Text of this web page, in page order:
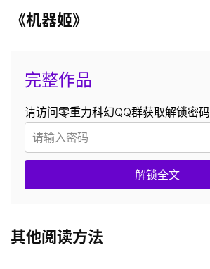
《机器姬》
完整作品
请访问零重力科幻QQ群获取解锁密码
解锁全文
其他阅读方法